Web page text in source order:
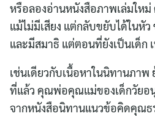
หรือลองอ่านหนังสือภาพเล่มให
แม้ไม่มีเสียง แต่กลับขยับได้ในหัว
และมีสมาธิ แต่ตอนที่ยังเป็นเด็ก
เช่นเดียวกับเนื้อหาในนิทานภา
ที่แล้ว คุณพ่อคุณแม่ของเด็กวัยอ
จากหนังสือนิทานแนวข้อคิดคุณธ